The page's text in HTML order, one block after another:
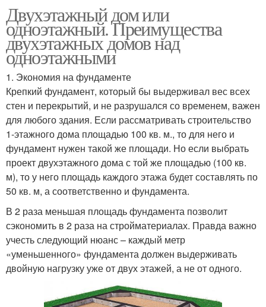
Двухэтажный дом или
одноэтажный. Преимущества
двухэтажных домов над
одноэтажными
1. Экономия на фундаменте
Крепкий фундамент, который бы выдерживал вес всех
стен и перекрытий, и не разрушался со временем, важен
для любого здания. Если рассматривать строительство
1-этажного дома площадью 100 кв. м., то для него и
фундамент нужен такой же площади. Но если выбрать
проект двухэтажного дома с той же площадью (100 кв.
м), то у него площадь каждого этажа будет составлять по
50 кв. м, а соответственно и фундамента.
В 2 раза меньшая площадь фундамента позволит
сэкономить в 2 раза на стройматериалах. Правда важно
учесть следующий нюанс – каждый метр
«уменьшенного» фундамента должен выдерживать
двойную нагрузку уже от двух этажей, а не от одного.